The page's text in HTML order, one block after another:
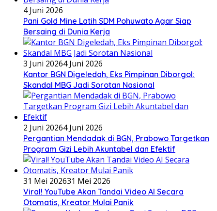
4 Juni 2026
Pani Gold Mine Latih SDM Pohuwato Agar Siap
Bersaing di Dunia Kerja
3 Juni 20264 Juni 2026
Kantor BGN Digeledah, Eks Pimpinan Diborgol:
Skandal MBG Jadi Sorotan Nasional
2 Juni 20264 Juni 2026
Pergantian Mendadak di BGN, Prabowo Targetkan
Program Gizi Lebih Akuntabel dan Efektif
31 Mei 202631 Mei 2026
Viral! YouTube Akan Tandai Video AI Secara
Otomatis, Kreator Mulai Panik